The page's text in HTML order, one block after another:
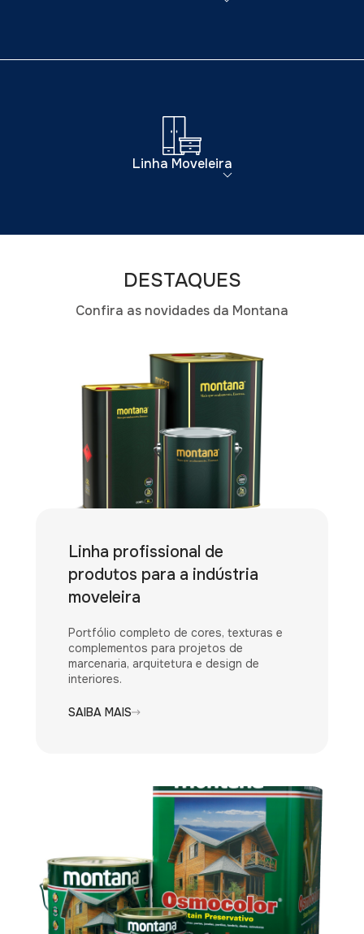
Linha Moveleira
DESTAQUES
Confira as novidades da Montana
Linha profissional de
produtos para a indústria
moveleira
Portfólio completo de cores, texturas e
complementos para projetos de
marcenaria, arquitetura e design de
interiores.
SAIBA MAIS